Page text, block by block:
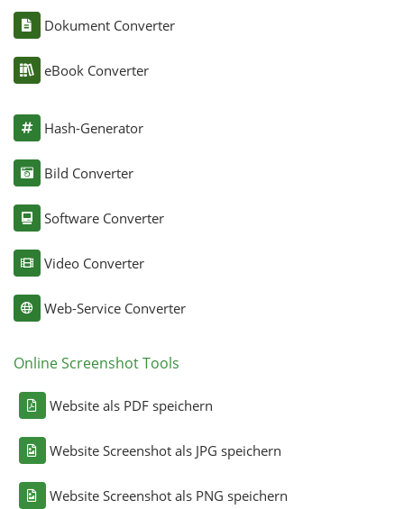
Dokument Converter
eBook Converter
Hash-Generator
Bild Converter
Software Converter
Video Converter
Web-Service Converter
Online Screenshot Tools
Website als PDF speichern
Website Screenshot als JPG speichern
Website Screenshot als PNG speichern